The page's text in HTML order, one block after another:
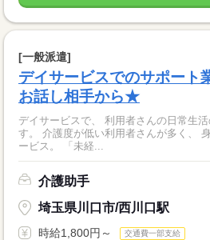
[一般派遣]
デイサービスでのサポート
お話し相手から★
デイサービスで、 利用者さんの日常生
す。 介護度が低い利用者さんが多く、 身体的な介護が少ないデイサ
ービス。 「未経...
介護助手
埼玉県川口市/西川口駅
時給1,800円～ 交通費一部支給